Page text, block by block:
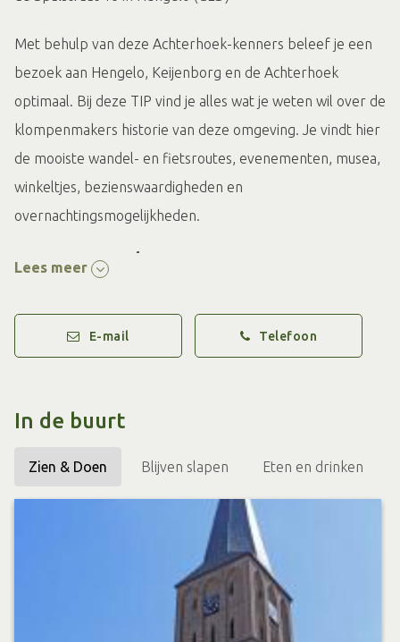
Met behulp van deze Achterhoek-kenners beleef je een
bezoek aan Hengelo, Keijenborg en de Achterhoek
optimaal. Bij deze TIP vind je alles wat je weten wil over de
klompenmakers historie van deze omgeving. Je vindt hier
de mooiste wandel- en fietsroutes, evenementen, musea,
winkeltjes, bezienswaardigheden en
overnachtingsmogelijkheden.
Over Hengelo
staat bekend om zijn paarden en motoren. De directe
omgeving leent zich uitstekend voor mooie wandelingen
Lees meer
E-mail Telefoon
In de buurt
Zien & Doen Blijven slapen Eten en drinken